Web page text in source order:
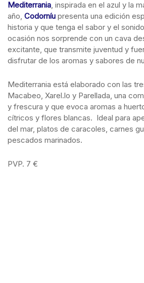
Mediterrania, inspirada en el azul y la
año, Codorníu presenta una edición
historia y que tenga el sabor y el
ocasión nos sorprende con un cava
excitante, que transmite juventud y
disfrutar de los aromas y sabores de
Mediterrania está elaborado con las
Macabeo, Xarel.lo y Parellada, una
y frescura y que evoca aromas a
cítricos y flores blancas. Ideal para
del mar, platos de caracoles, carnes
pescados marinados.
PVP. 7 €